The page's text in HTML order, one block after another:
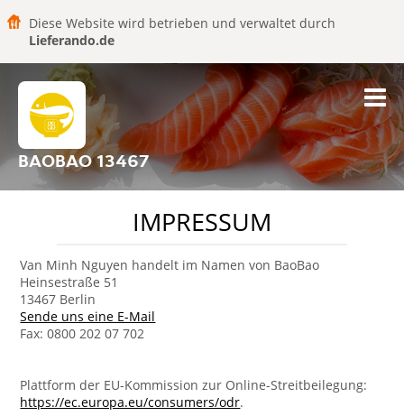
Diese Website wird betrieben und verwaltet durch
Lieferando.de
BAOBAO 13467
IMPRESSUM
Van Minh Nguyen handelt im Namen von BaoBao
Heinsestraße 51
13467 Berlin
Sende uns eine E-Mail
Fax: 0800 202 07 702
Plattform der EU-Kommission zur Online-Streitbeilegung:
https://ec.europa.eu/consumers/odr.